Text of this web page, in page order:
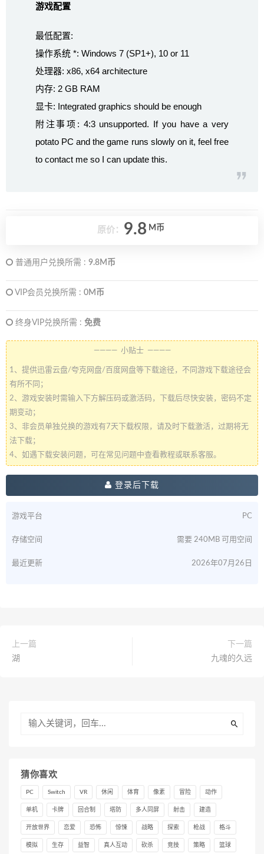
游戏配置
最低配置:
操作系统 *: Windows 7 (SP1+), 10 or 11
处理器: x86, x64 architecture
内存: 2 GB RAM
显卡: Integrated graphics should be enough
附注事项: 4:3 unsupported. If you have a very
potato PC and the game runs slowly on it, feel free
to contact me so I can update this.
原价： 9.8 M币
普通用户兑换所需 : 9.8M币
VIP会员兑换所需 : 0M币
终身VIP兑换所需 : 免费
———— 小贴士 ————
1、提供迅雷云盘/夸克网盘/百度网盘等下载途径，不同游戏下载途径会
有所不同；
2、游戏安装时需输入下方解压码或激活码，下载后尽快安装，密码不定
期变动；
3、非会员单独兑换的游戏有7天下载权限，请及时下载激活，过期将无
法下载；
4、如遇下载安装问题，可在常见问题中查看教程或联系客服。
登录后下载
游戏平台 PC
存储空间 需要 240MB 可用空间
最近更新 2026年07月26日
上一篇
湖
下一篇
九魂的久远
猜你喜欢
PC Switch VR 休闲 体育 像素 冒险 动作
单机 卡牌 回合制 塔防 多人同屏 射击 建造
开放世界 恋爱 恐怖 惊悚 战略 探索 枪战 格斗
模拟 生存 益智 真人互动 砍杀 竞技 策略 篮球